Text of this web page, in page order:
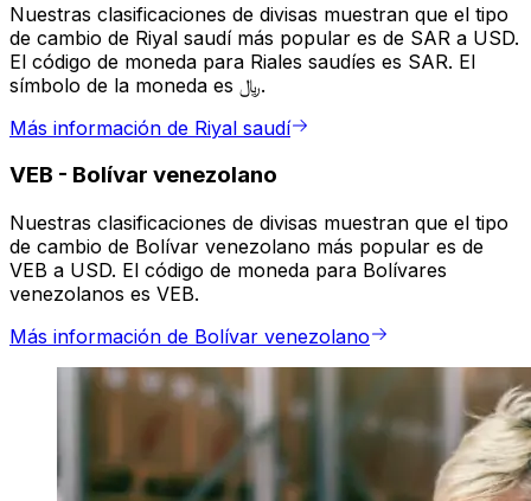
Nuestras clasificaciones de divisas muestran que el tipo
de cambio de Riyal saudí más popular es de SAR a USD.
El código de moneda para Riales saudíes es SAR. El
símbolo de la moneda es ﷼.
Más información de Riyal saudí
VEB - Bolívar venezolano
Nuestras clasificaciones de divisas muestran que el tipo
de cambio de Bolívar venezolano más popular es de
VEB a USD. El código de moneda para Bolívares
venezolanos es VEB.
Más información de Bolívar venezolano